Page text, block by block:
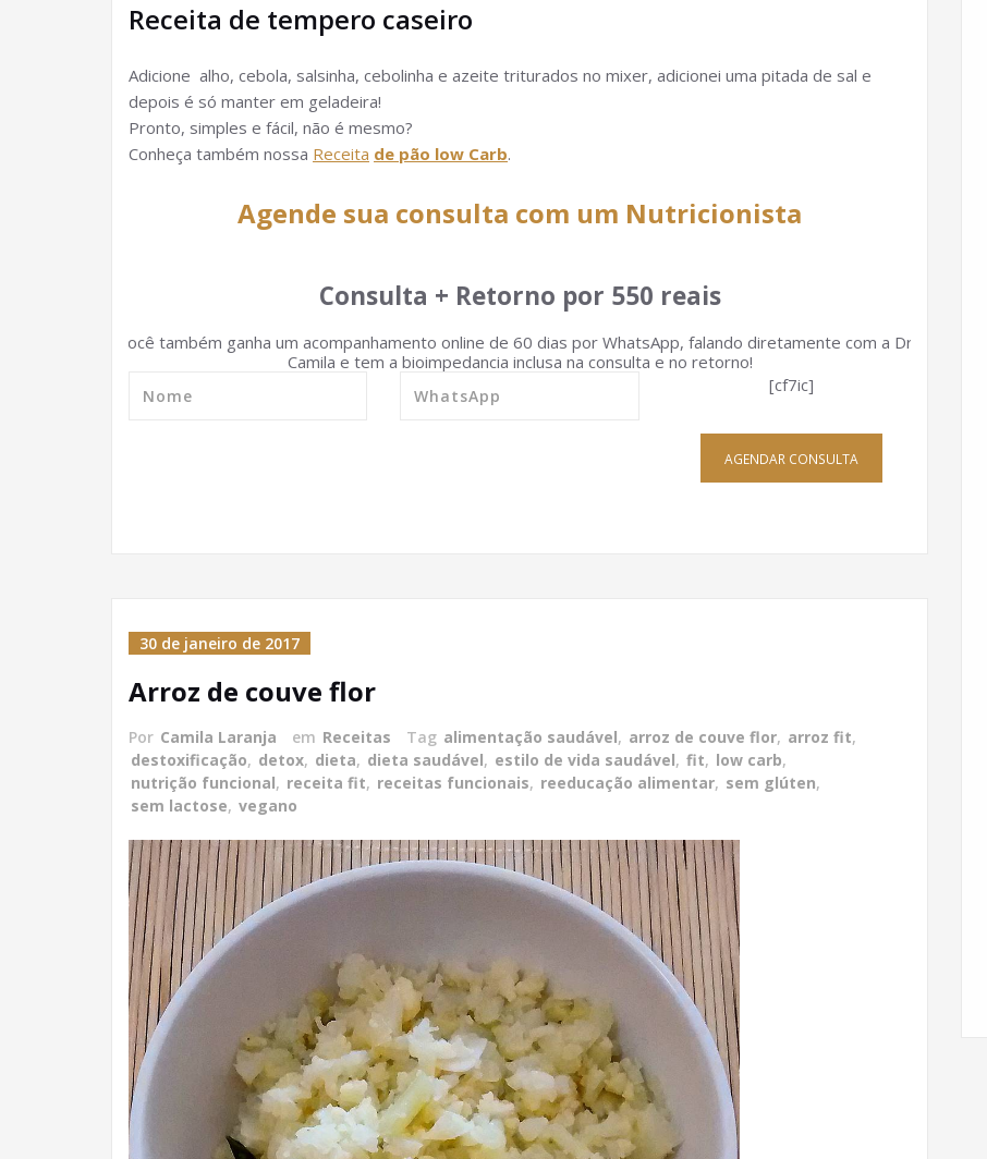
Receita de tempero caseiro
Adicione alho, cebola, salsinha, cebolinha e azeite triturados no mixer, adicionei uma pitada de sal e
depois é só manter em geladeira!
Pronto, simples e fácil, não é mesmo?
Conheça também nossa Receita de pão low Carb.
Agende sua consulta com um Nutricionista
Consulta + Retorno por 550 reais
Você também ganha um acompanhamento online de 60 dias por WhatsApp, falando diretamente com a Dra
Camila e tem a bioimpedancia inclusa na consulta e no retorno!
[cf7ic]
AGENDAR CONSULTA
30 de janeiro de 2017
Arroz de couve flor
Por Camila Laranja em Receitas Tag alimentação saudável, arroz de couve flor, arroz fit,
destoxificação, detox, dieta, dieta saudável, estilo de vida saudável, fit, low carb,
nutrição funcional, receita fit, receitas funcionais, reeducação alimentar, sem glúten,
sem lactose, vegano